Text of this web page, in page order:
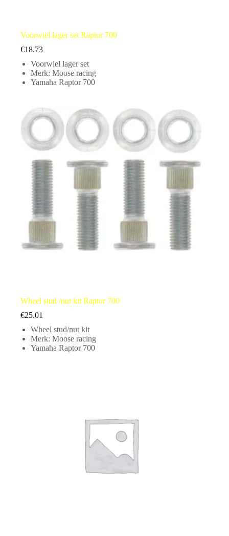
Voorwiel lager set Raptor 700
€18.73
Voorwiel lager set
Merk: Moose racing
Yamaha Raptor 700
Wheel stud /nut kit Raptor 700
€25.01
Wheel stud/nut kit
Merk: Moose racing
Yamaha Raptor 700